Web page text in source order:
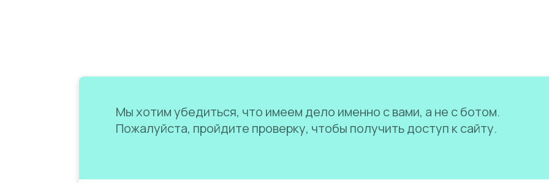
Мы хотим убедиться, что имеем дело именно с вами, а не с ботом.
Пожалуйста, пройдите проверку, чтобы получить доступ к сайту.